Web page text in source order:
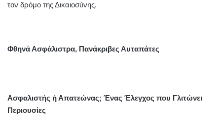
τον δρόμο της Δικαιοσύνης.
Φθηνά Ασφάλιστρα, Πανάκριβες Αυταπάτες
Ασφαλιστής ή Απατεώνας; Ένας Έλεγχος που Γλιτώνει
Περιουσίες